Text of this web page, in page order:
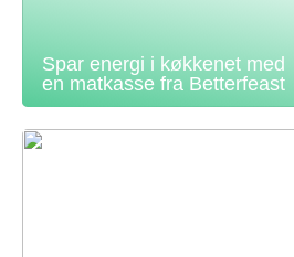
Spar energi i køkkenet med
en matkasse fra Betterfeast